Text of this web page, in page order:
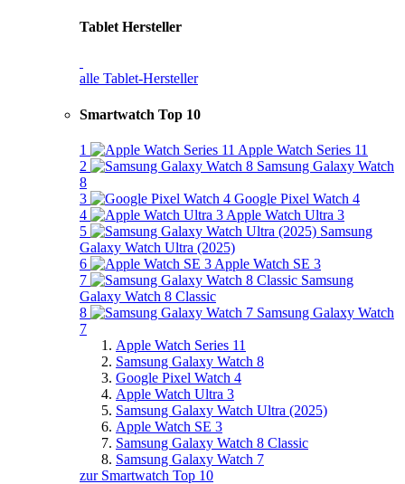
Tablet Hersteller
alle Tablet-Hersteller
Smartwatch Top 10
1
Apple Watch Series 11
2
Samsung Galaxy Watch
8
3
Google Pixel Watch 4
4
Apple Watch Ultra 3
5
Samsung
Galaxy Watch Ultra (2025)
6
Apple Watch SE 3
7
Samsung
Galaxy Watch 8 Classic
8
Samsung Galaxy Watch
7
Apple Watch Series 11
Samsung Galaxy Watch 8
Google Pixel Watch 4
Apple Watch Ultra 3
Samsung Galaxy Watch Ultra (2025)
Apple Watch SE 3
Samsung Galaxy Watch 8 Classic
Samsung Galaxy Watch 7
zur Smartwatch Top 10